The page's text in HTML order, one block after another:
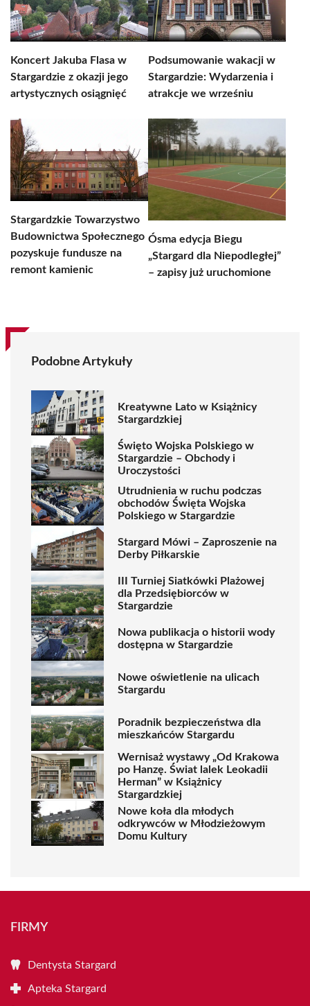
Koncert Jakuba Flasa w
Stargardzie z okazji jego
artystycznych osiągnięć
Podsumowanie wakacji w
Stargardzie: Wydarzenia i
atrakcje we wrześniu
Stargardzkie Towarzystwo
Budownictwa Społecznego
pozyskuje fundusze na
remont kamienic
Ósma edycja Biegu
„Stargard dla Niepodległej”
– zapisy już uruchomione
Podobne Artykuły
Kreatywne Lato w Książnicy
Stargardzkiej
Święto Wojska Polskiego w
Stargardzie – Obchody i
Uroczystości
Utrudnienia w ruchu podczas
obchodów Święta Wojska
Polskiego w Stargardzie
Stargard Mówi – Zaproszenie na
Derby Piłkarskie
III Turniej Siatkówki Plażowej
dla Przedsiębiorców w
Stargardzie
Nowa publikacja o historii wody
dostępna w Stargardzie
Nowe oświetlenie na ulicach
Stargardu
Poradnik bezpieczeństwa dla
mieszkańców Stargardu
Wernisaż wystawy „Od Krakowa
po Hanzę. Świat lalek Leokadii
Herman” w Książnicy
Stargardzkiej
Nowe koła dla młodych
odkrywców w Młodzieżowym
Domu Kultury
FIRMY
Dentysta Stargard
Apteka Stargard